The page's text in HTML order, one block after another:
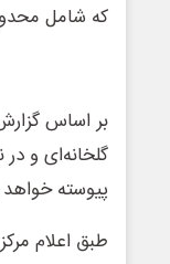
که شامل
بر اساس
گلخانه‌ای و
پیوسته خواهد